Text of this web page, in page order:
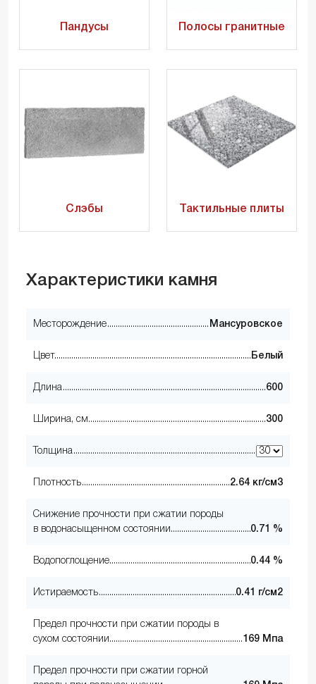
Пандусы Полосы гранитные
Слэбы Тактильные плиты
Характеристики камня
Месторождение Мансуровское
Цвет Белый
Длина 600
Ширина, см 300
Толщина
Плотность 2.64 кг/см3
Снижение прочности при сжатии породы
в водонасыщенном состоянии
0.71 %
Водопоглощение 0.44 %
Истираемость 0.41 г/см2
Предел прочности при сжатии породы в
сухом состоянии
169 Мпа
Предел прочности при сжатии горной